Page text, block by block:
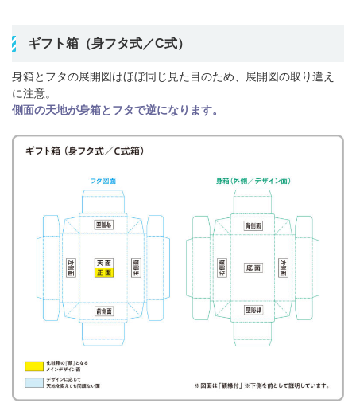
ギフト箱（身フタ式／C式）
身箱とフタの展開図はほぼ同じ見た目のため、展開図の取り違え
に注意。
側面の天地が身箱とフタで逆になります。